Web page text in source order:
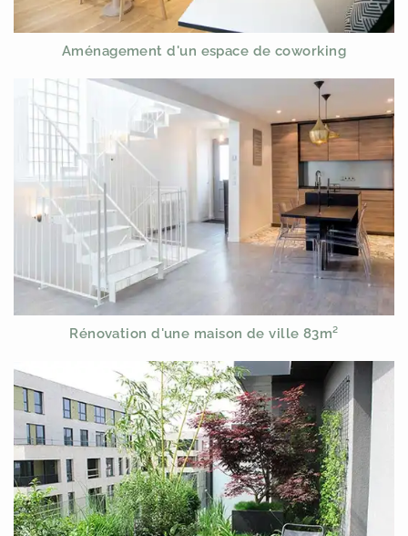
Aménagement d'un espace de coworking
Rénovation d'une maison de ville 83m²